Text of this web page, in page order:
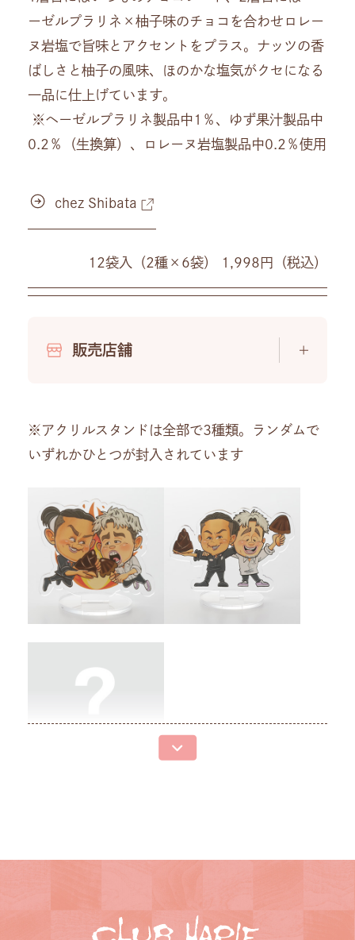
ーゼルプラリネ×柚子味のチョコを合わせロレー
ヌ岩塩で旨味とアクセントをプラス。ナッツの香
ばしさと柚子の風味、ほのかな塩気がクセになる
一品に仕上げています。
※ヘーゼルプラリネ製品中1％、ゆず果汁製品中
0.2％（生換算）、ロレーヌ岩塩製品中0.2％使用
chez Shibata
12袋入（2種×6袋） 1,998円（税込）
販売店舗
※アクリルスタンドは全部で3種類。ランダムで
いずれかひとつが封入されています